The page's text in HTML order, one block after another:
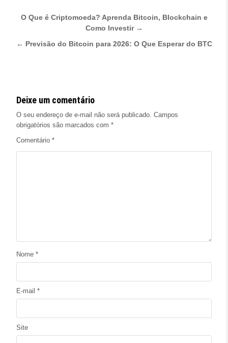
Navegação de Post
O Que é Criptomoeda? Aprenda Bitcoin, Blockchain e
Como Investir →
← Previsão do Bitcoin para 2026: O Que Esperar do BTC
Deixe um comentário
O seu endereço de e-mail não será publicado. Campos
obrigatórios são marcados com *
Comentário *
Nome *
E-mail *
Site